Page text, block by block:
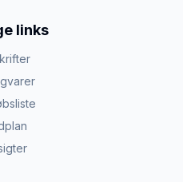
links